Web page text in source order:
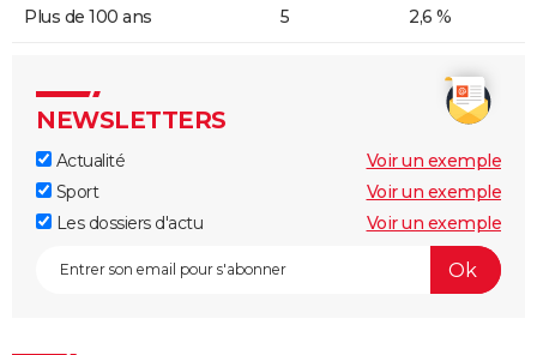
Plus de 100 ans 5 2,6 %
NEWSLETTERS
Actualité
Voir un exemple
Sport
Voir un exemple
Les dossiers d'actu
Voir un exemple